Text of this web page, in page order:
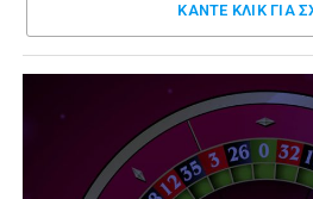
ΚΑΝΤΕ ΚΛΊΚ ΓΙΑ